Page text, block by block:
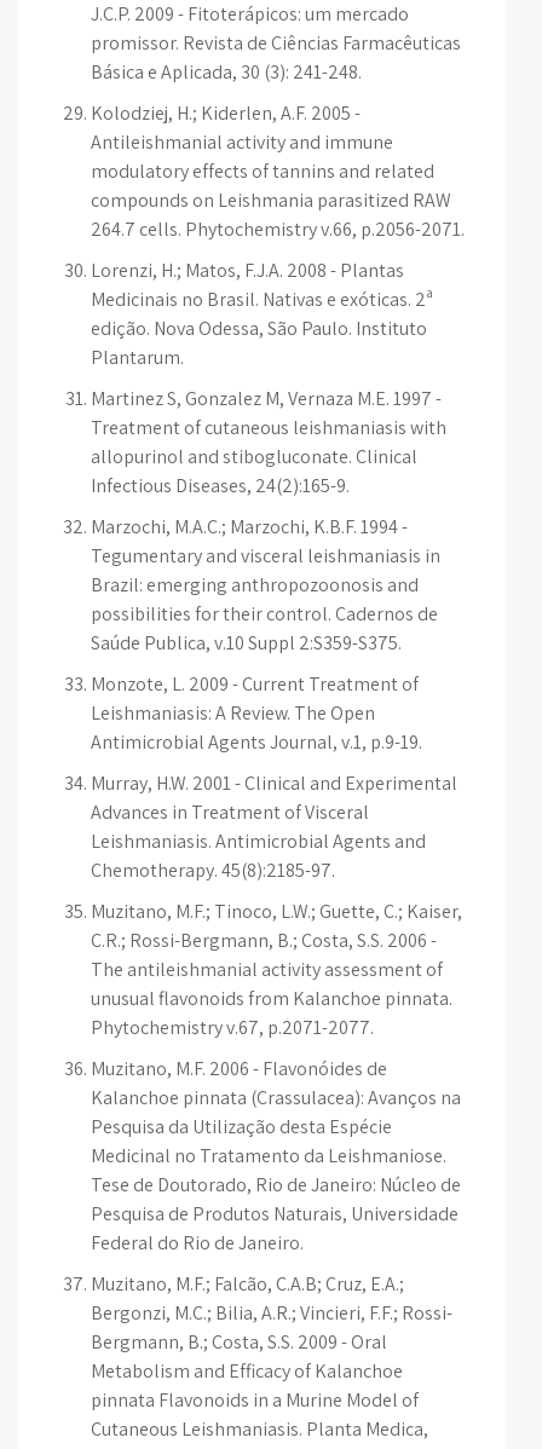
J.C.P. 2009 - Fitoterápicos: um mercado
promissor. Revista de Ciências Farmacêuticas
Básica e Aplicada, 30 (3): 241-248.
Kolodziej, H.; Kiderlen, A.F. 2005 -
Antileishmanial activity and immune
modulatory effects of tannins and related
compounds on Leishmania parasitized RAW
264.7 cells. Phytochemistry v.66, p.2056-2071.
Lorenzi, H.; Matos, F.J.A. 2008 - Plantas
Medicinais no Brasil. Nativas e exóticas. 2ª
edição. Nova Odessa, São Paulo. Instituto
Plantarum.
Martinez S, Gonzalez M, Vernaza M.E. 1997 -
Treatment of cutaneous leishmaniasis with
allopurinol and stibogluconate. Clinical
Infectious Diseases, 24(2):165-9.
Marzochi, M.A.C.; Marzochi, K.B.F. 1994 -
Tegumentary and visceral leishmaniasis in
Brazil: emerging anthropozoonosis and
possibilities for their control. Cadernos de
Saúde Publica, v.10 Suppl 2:S359-S375.
Monzote, L. 2009 - Current Treatment of
Leishmaniasis: A Review. The Open
Antimicrobial Agents Journal, v.1, p.9-19.
Murray, H.W. 2001 - Clinical and Experimental
Advances in Treatment of Visceral
Leishmaniasis. Antimicrobial Agents and
Chemotherapy. 45(8):2185-97.
Muzitano, M.F.; Tinoco, L.W.; Guette, C.; Kaiser,
C.R.; Rossi-Bergmann, B.; Costa, S.S. 2006 -
The antileishmanial activity assessment of
unusual flavonoids from Kalanchoe pinnata.
Phytochemistry v.67, p.2071-2077.
Muzitano, M.F. 2006 - Flavonóides de
Kalanchoe pinnata (Crassulacea): Avanços na
Pesquisa da Utilização desta Espécie
Medicinal no Tratamento da Leishmaniose.
Tese de Doutorado, Rio de Janeiro: Núcleo de
Pesquisa de Produtos Naturais, Universidade
Federal do Rio de Janeiro.
Muzitano, M.F.; Falcão, C.A.B; Cruz, E.A.;
Bergonzi, M.C.; Bilia, A.R.; Vincieri, F.F.; Rossi-
Bergmann, B.; Costa, S.S. 2009 - Oral
Metabolism and Efficacy of Kalanchoe
pinnata Flavonoids in a Murine Model of
Cutaneous Leishmaniasis. Planta Medica,